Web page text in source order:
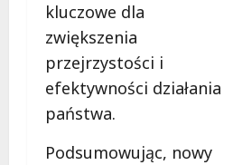
kluczowe dla
zwiększenia
przejrzystości i
efektywności działania
państwa.
Podsumowując, nowy